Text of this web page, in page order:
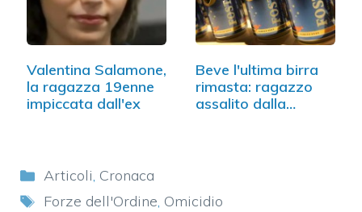
Valentina Salamone,
la ragazza 19enne
impiccata dall'ex
Beve l'ultima birra
rimasta: ragazzo
assalito dalla…
Categorie
Articoli, Cronaca
Tag
Forze dell'Ordine, Omicidio